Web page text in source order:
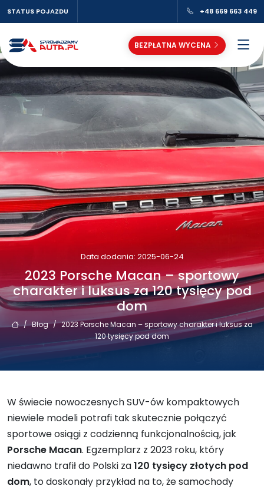
STATUS POJAZDU +48 669 663 449
BEZPŁATNA WYCENA
Data dodania: 2025-06-24
2023 Porsche Macan – sportowy
charakter i luksus za 120 tysięcy pod
dom
/ Blog / 2023 Porsche Macan – sportowy charakter i luksus za
120 tysięcy pod dom
W świecie nowoczesnych SUV-ów kompaktowych
niewiele modeli potrafi tak skutecznie połączyć
sportowe osiągi z codzienną funkcjonalnością, jak
Porsche Macan. Egzemplarz z 2023 roku, który
niedawno trafił do Polski za120 tysięcy złotych pod
dom, to doskonały przykład na to, że samochody